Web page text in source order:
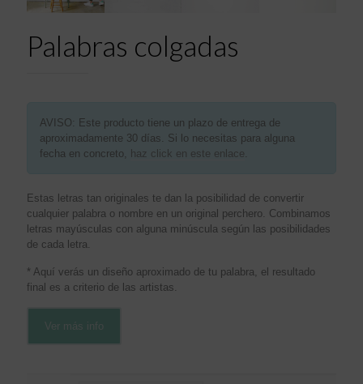
Palabras colgadas
AVISO: Este producto tiene un plazo de entrega de
aproximadamente 30 días. Si lo necesitas para alguna
fecha en concreto, haz click en este enlace
Estas letras tan originales te dan la posibilidad de convertir
cualquier palabra o nombre en un original perchero. Combinamos
letras mayúsculas con alguna minúscula según las posibilidades
de cada letra.
* Aquí verás un diseño aproximado de tu palabra, el resultado
final es a criterio de las artistas.
Ver más info